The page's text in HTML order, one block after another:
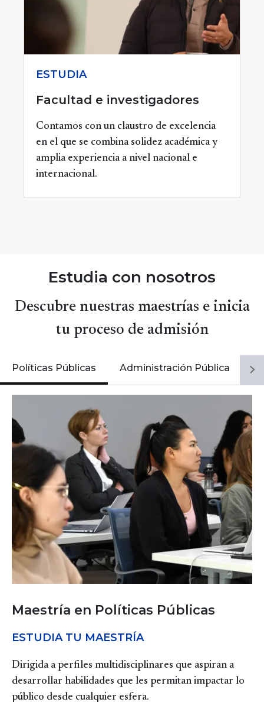
ESTUDIA
Facultad e investigadores
Contamos con un claustro de excelencia
en el que se combina solidez académica y
amplia experiencia a nivel nacional e
internacional.
Estudia con nosotros
Descubre nuestras maestrías e inicia
tu proceso de admisión
Políticas Públicas Administración Pública
Maestría en Políticas Públicas
ESTUDIA TU MAESTRÍA
Dirigida a perfiles multidisciplinares que aspiran a
desarrollar habilidades que les permitan impactar lo
público desde cualquier esfera.